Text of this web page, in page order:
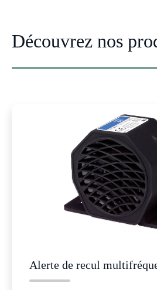
Découvrez nos
Alerte de recul